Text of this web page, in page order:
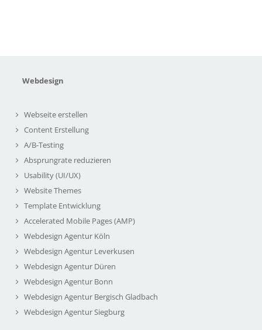
Webdesign
Webseite erstellen
Content Erstellung
A/B-Testing
Absprungrate reduzieren
Usability (UI/UX)
Website Themes
Template Entwicklung
Accelerated Mobile Pages (AMP)
Webdesign Agentur Köln
Webdesign Agentur Leverkusen
Webdesign Agentur Düren
Webdesign Agentur Bonn
Webdesign Agentur Bergisch Gladbach
Webdesign Agentur Siegburg